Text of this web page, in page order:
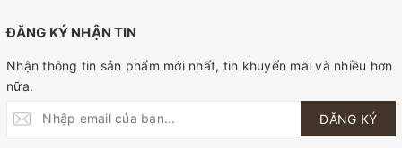
ĐĂNG KÝ NHẬN TIN
Nhận thông tin sản phẩm mới nhất, tin khuyến mãi và nhiều hơn
nữa.
ĐĂNG KÝ